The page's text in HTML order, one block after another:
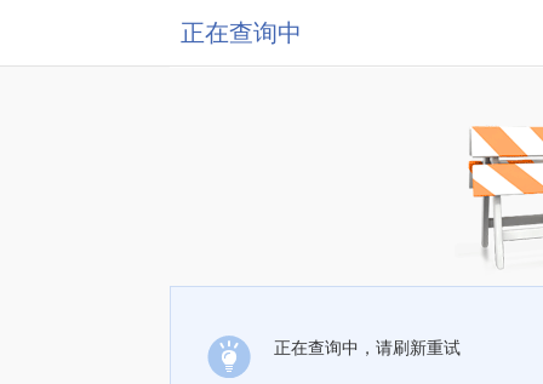
正在查询中
正在查询中，请刷新重试